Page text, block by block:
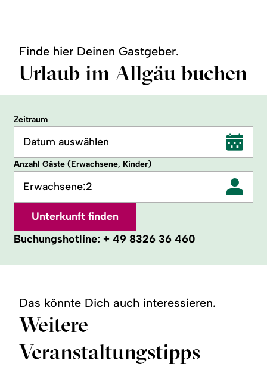
Finde hier Deinen Gastgeber.
Urlaub im Allgäu buchen
Zeitraum
Datum auswählen
Anzahl Gäste (Erwachsene, Kinder)
2
Erwachsene:
Unterkunft finden
Buchungshotline: + 49 8326 36 460
Das könnte Dich auch interessieren.
Weitere
Veranstaltungstipps